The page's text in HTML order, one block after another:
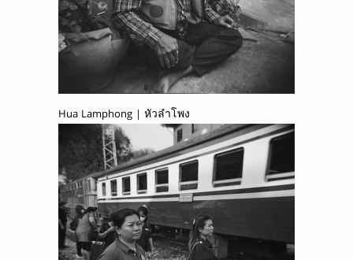
Hua Lamphong | หัวลำโพง